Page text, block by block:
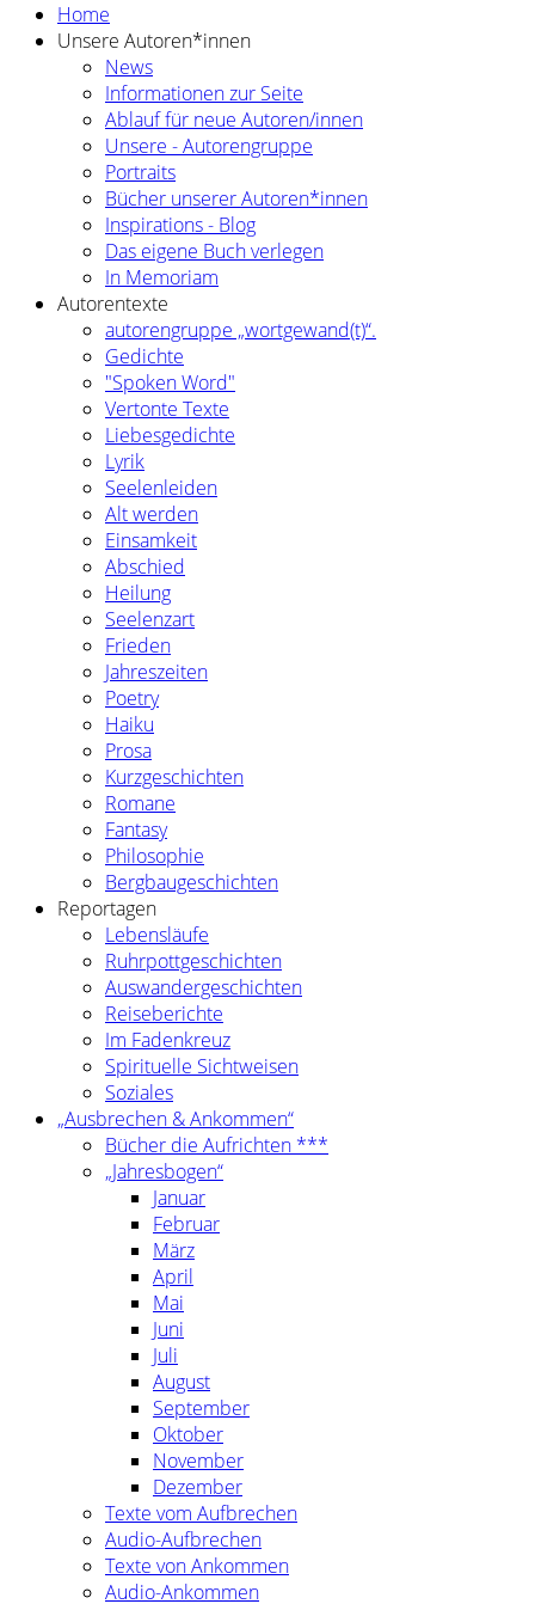
Home
Unsere Autoren*innen
News
Informationen zur Seite
Ablauf für neue Autoren/innen
Unsere - Autorengruppe
Portraits
Bücher unserer Autoren*innen
Inspirations - Blog
Das eigene Buch verlegen
In Memoriam
Autorentexte
autorengruppe „wortgewand(t)“.
Gedichte
"Spoken Word"
Vertonte Texte
Liebesgedichte
Lyrik
Seelenleiden
Alt werden
Einsamkeit
Abschied
Heilung
Seelenzart
Frieden
Jahreszeiten
Poetry
Haiku
Prosa
Kurzgeschichten
Romane
Fantasy
Philosophie
Bergbaugeschichten
Reportagen
Lebensläufe
Ruhrpottgeschichten
Auswandergeschichten
Reiseberichte
Im Fadenkreuz
Spirituelle Sichtweisen
Soziales
„Ausbrechen & Ankommen“
Bücher die Aufrichten ***
„Jahresbogen“
Januar
Februar
März
April
Mai
Juni
Juli
August
September
Oktober
November
Dezember
Texte vom Aufbrechen
Audio-Aufbrechen
Texte von Ankommen
Audio-Ankommen